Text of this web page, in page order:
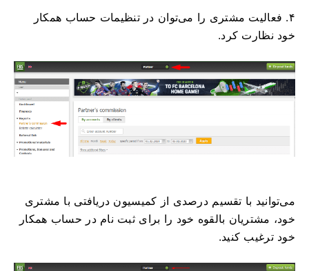
۴. فعالیت مشتری را می‌توان در تنظیمات حساب همکار
خود نظارت کرد.
می‌توانید با تقسیم درصدی از کمیسیون دریافتی با مشتری
خود، مشتریان بالقوه خود را برای ثبت نام در حساب همکار
خود ترغیب کنید.